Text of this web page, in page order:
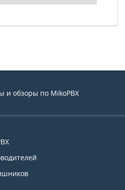
и обзоры по MikoPBX